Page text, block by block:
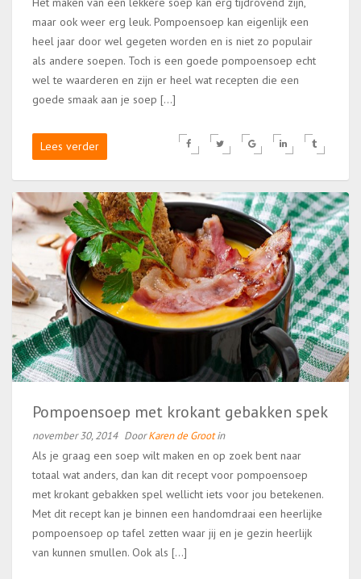
maar ook weer erg leuk. Pompoensoep kan eigenlijk een
heel jaar door wel gegeten worden en is niet zo populair
als andere soepen. Toch is een goede pompoensoep echt
wel te waarderen en zijn er heel wat recepten die een
goede smaak aan je soep […]
Lees verder
Pompoensoep met krokant gebakken spek
november 30, 2014 DoorKaren de Grootin
Als je graag een soep wilt maken en op zoek bent naar
totaal wat anders, dan kan dit recept voor pompoensoep
met krokant gebakken spel wellicht iets voor jou betekenen.
Met dit recept kan je binnen een handomdraai een heerlijke
pompoensoep op tafel zetten waar jij en je gezin heerlijk
van kunnen smullen. Ook als […]